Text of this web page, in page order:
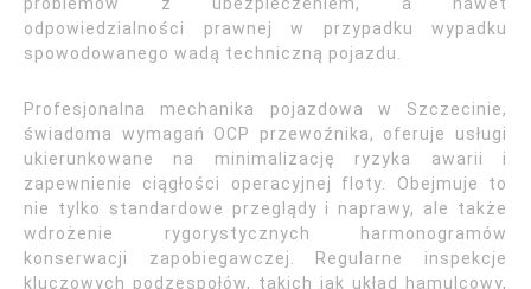
problemów z ubezpieczeniem, a nawet
odpowiedzialności prawnej w przypadku wypadku
spowodowanego wadą techniczną pojazdu.
Profesjonalna mechanika pojazdowa w Szczecinie,
świadoma wymagań OCP przewoźnika, oferuje usługi
ukierunkowane na minimalizację ryzyka awarii i
zapewnienie ciągłości operacyjnej floty. Obejmuje to
nie tylko standardowe przeglądy i naprawy, ale także
wdrożenie rygorystycznych harmonogramów
konserwacji zapobiegawczej. Regularne inspekcje
kluczowych podzespołów, takich jak układ hamulcowy,